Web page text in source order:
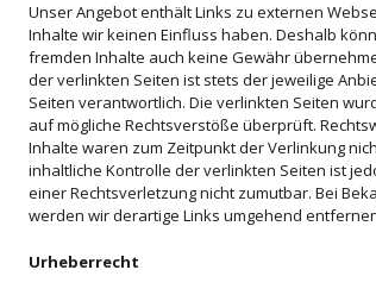
Unser Angebot enthält Links zu externen
Inhalte wir keinen Einfluss haben. Deshalb
fremden Inhalte auch keine Gewähr
der verlinkten Seiten ist stets der jeweilige
Seiten verantwortlich. Die verlinkten Seiten
auf mögliche Rechtsverstöße überprüft.
Inhalte waren zum Zeitpunkt der Verlinkung
inhaltliche Kontrolle der verlinkten Seiten ist
einer Rechtsverletzung nicht zumutbar. Bei
werden wir derartige Links umgehend
Urheberrecht